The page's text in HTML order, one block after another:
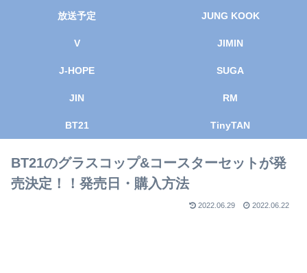
放送予定 JUNG KOOK
V JIMIN
J-HOPE SUGA
JIN RM
BT21 TinyTAN
BT21のグラスコップ&コースターセットが発
売決定！！発売日・購入方法
2022.06.29 2022.06.22